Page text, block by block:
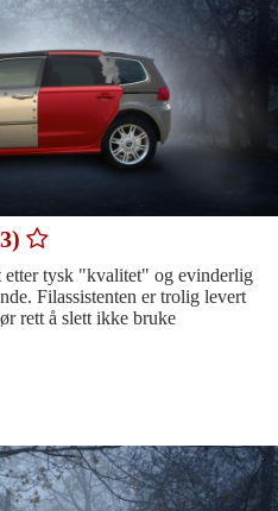
tysk "kvalitet" og evinderlig
Filassistenten er trolig levert
rett å slett ikke bruke